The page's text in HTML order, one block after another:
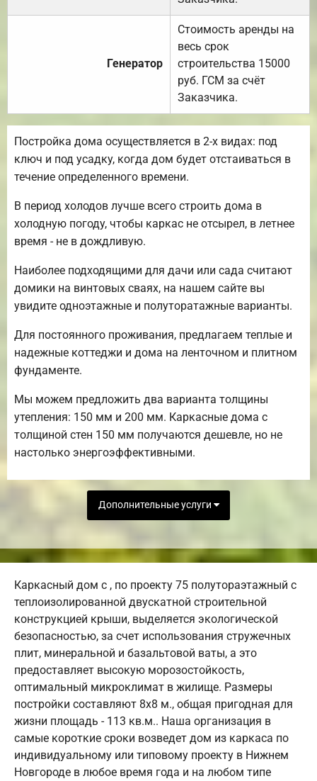
Генератор
Стоимость аренды на
весь срок
строительства 15000
руб. ГСМ за счёт
Заказчика.
Постройка дома осуществляется в 2-х видах: под
ключ и под усадку, когда дом будет отстаиваться в
течение определенного времени.
В период холодов лучше всего строить дома в
холодную погоду, чтобы каркас не отсырел, в летнее
время - не в дождливую.
Наиболее подходящими для дачи или сада считают
домики на винтовых сваях, на нашем сайте вы
увидите одноэтажные и полуторатажные варианты.
Для постоянного проживания, предлагаем теплые и
надежные коттеджи и дома на ленточном и плитном
фундаменте.
Мы можем предложить два варианта толщины
утепления: 150 мм и 200 мм. Каркасные дома с
толщиной стен 150 мм получаются дешевле, но не
настолько энергоэффективными.
Дополнительные услуги
Каркасный дом с , по проекту 75 полутораэтажный с
теплоизолированной двускатной строительной
конструкцией крыши, выделяется экологической
безопасностью, за счет использования стружечных
плит, минеральной и базальтовой ваты, а это
предоставляет высокую морозостойкость,
оптимальный микроклимат в жилище. Размеры
постройки составляют 8х8 м., общая пригодная для
жизни площадь - 113 кв.м.. Наша организация в
самые короткие сроки возведет дом из каркаса по
индивидуальному или типовому проекту в Нижнем
Новгороде в любое время года и на любом типе